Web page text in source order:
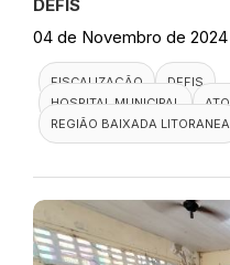
DEFIS
04 de Novembro de 2024
FISCALIZAÇÃO
DEFIS
HOSPITAL MUNICIPAL
REGIÃO BAIXADA LITORANEA